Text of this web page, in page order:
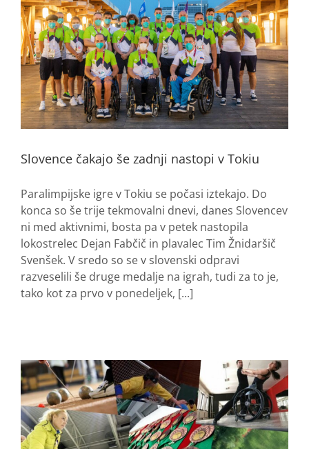
Slovence čakajo še zadnji nastopi v Tokiu
Paralimpijske igre v Tokiu se počasi iztekajo. Do
konca so še trije tekmovalni dnevi, danes Slovencev
ni med aktivnimi, bosta pa v petek nastopila
lokostrelec Dejan Fabčič in plavalec Tim Žnidaršič
Svenšek. V sredo so se v slovenski odpravi
razveselili še druge medalje na igrah, tudi za to je,
tako kot za prvo v ponedeljek, [...]